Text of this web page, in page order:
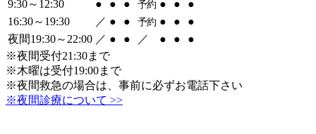
9:30～12:30 ● ● ● 予約 ● ●
●
16:30～19:30
／ ● ● 予約 ● ●
●
夜間19:30～22:00 ／ ● ● ／ ● ●
●
※夜間受付21:30まで
※木曜は受付19:00まで
※夜間救急の場合は、事前に必ずお電話下さい
※夜間診療について >>